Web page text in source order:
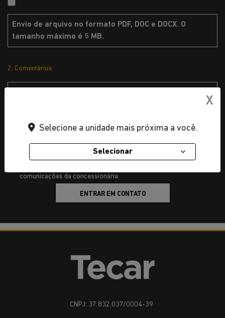
Envio de arquivo no formato PDF, DOC e DOCX. O
tamanho máximo é 5 MB.
2. Comentários
Preferência de contato:
Whatsapp Telefone Email
comunicações da concessionária.
ENTRAR EM CONTATO
CNPJ: 37.832.037/0004-39
X
Selecione a unidade mais próxima a você.
Selecionar